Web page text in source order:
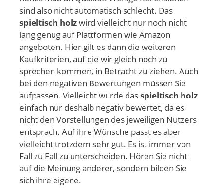
sind also nicht automatisch schlecht. Das
spieltisch holzwird vielleicht nur noch nicht
lang genug auf Plattformen wie Amazon
angeboten. Hier gilt es dann die weiteren
Kaufkriterien, auf die wir gleich noch zu
sprechen kommen, in Betracht zu ziehen. Auch
bei den negativen Bewertungen müssen Sie
aufpassen. Vielleicht wurde dasspieltisch holz
einfach nur deshalb negativ bewertet, da es
nicht den Vorstellungen des jeweiligen Nutzers
entsprach. Auf ihre Wünsche passt es aber
vielleicht trotzdem sehr gut. Es ist immer von
Fall zu Fall zu unterscheiden. Hören Sie nicht
auf die Meinung anderer, sondern bilden Sie
sich ihre eigene.